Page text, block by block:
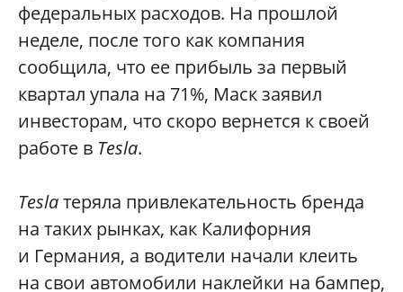
федеральных расходов. На прошлой
неделе, после того как компания
сообщила, что ее прибыль за первый
квартал упала на 71%, Маск заявил
инвесторам, что скоро вернется к своей
работе в Tesla.
Teslaтеряла привлекательность бренда
на таких рынках, как Калифорния
и Германия, а водители начали клеить
на свои автомобили наклейки на бампер,